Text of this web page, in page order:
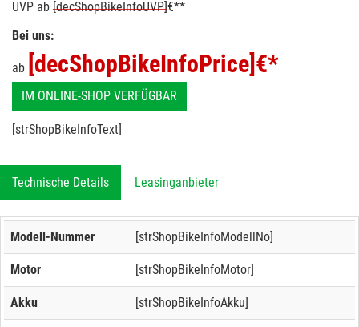
UVP ab [decShopBikeInfoUVP]€**
Bei uns:
ab [decShopBikeInfoPrice] €*
IM ONLINE-SHOP VERFÜGBAR
[strShopBikeInfoText]
Technische Details Leasinganbieter
Modell-Nummer [strShopBikeInfoModellNo]
Motor [strShopBikeInfoMotor]
Akku [strShopBikeInfoAkku]